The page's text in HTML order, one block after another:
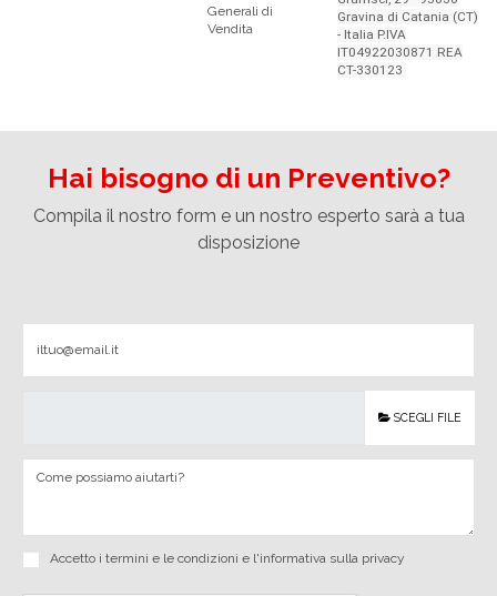
Generali di
Vendita
Gravina di Catania (CT)
- Italia P.IVA
IT04922030871 REA
CT-330123
Hai bisogno di un Preventivo?
Compila il nostro form e un nostro esperto sarà a tua
disposizione
SCEGLI FILE
Accetto i termini e le condizioni e l'informativa sulla privacy